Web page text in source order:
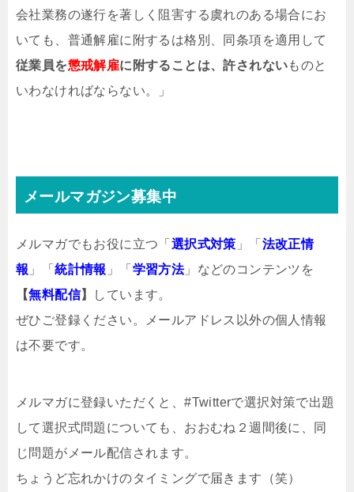
会社業務の遂行を著しく阻害する虞れのある場合にお
いても、普通解雇に附するは格別、同条項を適用して
従業員を懲戒解雇に附することは、許されないものと
いわなければならない。」
メールマガジン募集中
メルマガでもお役に立つ「 選択式対策 」「 法改正情
報 」「統計情報 」「 学習方法」などのコンテンツを
【無料配信】
しています。
ぜひご登録ください。メールアドレス以外の個人情報
は不要です。
メルマガに登録いただくと、#Twitterで選択対策で出題
して選択式問題についても、おおむね２週間後に、同
じ問題がメール配信されます。
ちょうど忘れかけのタイミングで届きます（笑）